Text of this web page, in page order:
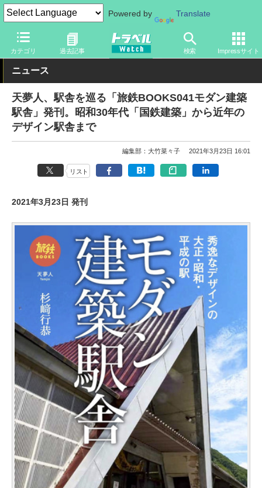
Powered by Translate
カテゴリ 過去記事 検索 Impressサイト
トラベル Watch 旅の方法 鉄旅 駅
ニュース
天夢人、駅舎を巡る「旅鉄BOOKS041モダン建築
駅舎」発刊。昭和30年代「国鉄建築」から近年の
デザイン駅舎まで
編集部：大竹菜々子 2021年3月23日 16:01
リスト
2021年3月23日 発刊